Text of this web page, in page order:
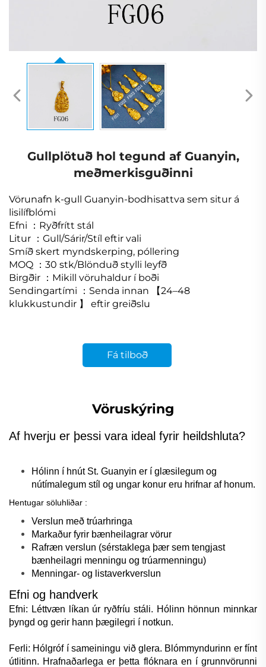
Gullplötuð hol tegund af Guanyin,
meðmerkisguðinni
Vörunafn k-gull Guanyin-bodhisattva sem situr á
lisilífblómi
Efni
： Ryðfrítt stál
Litur ： Gull/Sárir/Stíl eftir vali
Smíð skert myndskerping, póllering
MOQ ： 30 stk/Blönduð stylli leyfð
Birgðir ： Mikill vöruhaldur í boði
Sendingartími
： Senda innan 【24–48
klukkustundir 】 eftir greiðslu
Fá tilboð
Vöruskýring
Af hverju er þessi vara ideal fyrir heildshluta?
Hólinn í hnút St. Guanyin er í glæsilegum og
nútímalegum stíl og ungar konur eru hrifnar af honum.
Hentugar söluhliðar :
Verslun með trúarhringa
Markaður fyrir bænheilagrar vörur
Rafræn verslun (sérstaklega þær sem tengjast
bænheilagri menningu og trúarmenningu)
Menningar- og listaverkverslun
Efni og handverk
Efni: Léttvæn líkan úr ryðfríu stáli. Hólinn hönnun minnkar
þyngd og gerir hann þægilegri í notkun.
Ferli: Hólgróf í sameiningu við glera. Blómmyndurinn er fínt
útlitinn. Hrafnaðarlega er þetta flóknara en í grunnvörunni